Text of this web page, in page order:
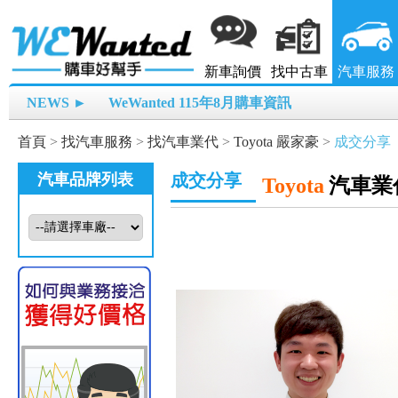
新車詢價 找中古車 汽車服務
NEWS ► WeWanted 115年8月購車資訊
首頁 > 找汽車服務 > 找汽車業代 > Toyota 嚴家豪 > 成交分享
汽車品牌列表 成交分享 Toyota 汽車